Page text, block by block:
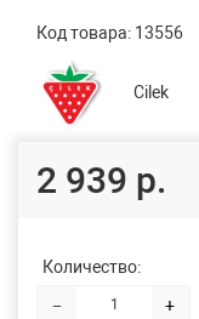
Код товара: 13556
Cilek
2 939 р.
Количество:
−
+